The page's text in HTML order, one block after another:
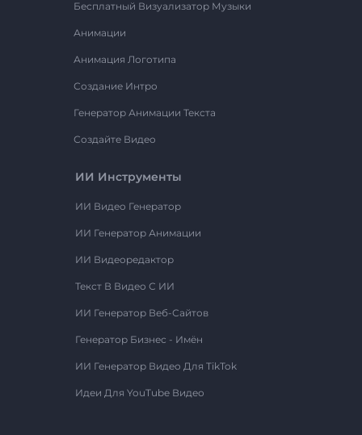
Бесплатный Визуализатор Музыки
Анимации
Анимация Логотипа
Создание Интро
Генератор Анимации Текста
Создайте Видео
ИИ Инструменты
ИИ Видео Генератор
ИИ Генератор Анимации
ИИ Видеоредактор
Текст В Видео С ИИ
ИИ Генератор Веб-Сайтов
Генератор Бизнес - Имён
ИИ Генератор Видео Для TikTok
Идеи Для YouTube Видео